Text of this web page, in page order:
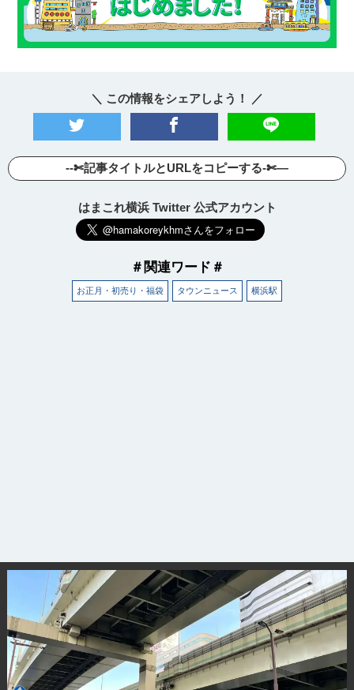
＼ この情報をシェアしよう！ ／
--✄記事タイトルとURLをコピーする-✄—
はまこれ横浜 Twitter 公式アカウント
＃関連ワード＃
お正月・初売り・福袋 タウンニュース 横浜駅